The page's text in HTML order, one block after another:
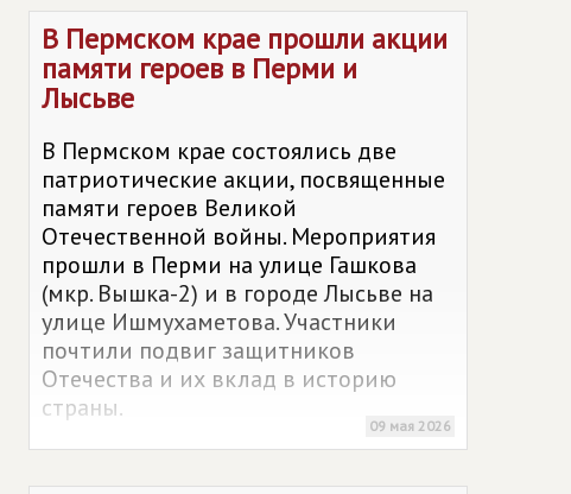
В Пермском крае прошли акции
памяти героев в Перми и
Лысьве
В Пермском крае состоялись две
патриотические акции, посвященные
памяти героев Великой
Отечественной войны. Мероприятия
прошли в Перми на улице Гашкова
(мкр. Вышка-2) и в городе Лысьве на
улице Ишмухаметова. Участники
почтили подвиг защитников
Отечества и их вклад в историю
страны.
09 мая 2026